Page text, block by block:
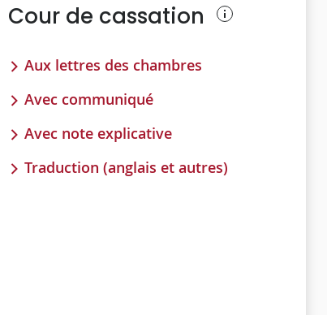
Cour de cassation
Aux lettres des chambres
Avec communiqué
Avec note explicative
Traduction (anglais et autres)